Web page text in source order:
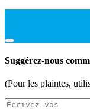
Suggérez-nous
(Pour les plaintes,